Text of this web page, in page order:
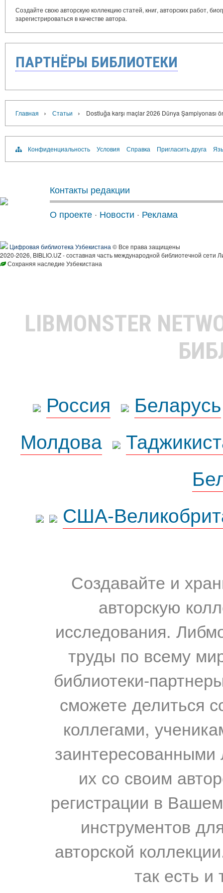
Создайте свою авторскую коллекцию статей, книг, авторских работ,
зарегистрироваться в качестве автора.
ПАРТНЁРЫ БИБЛИОТЕКИ
Главная › Статьи › Dostluğa karşı maçlar 2026 Dünya Şampiyonası
Конфиденциальность Условия Справка Пригласить друга
Контакты редакции
О проекте · Новости · Реклама
Цифровая библиотека Узбекистана © Все права защищены
2020-2026, BIBLIO.UZ - составная часть международной библиотечной сети
Сохраняя наследие Узбекистана
LIBMONSTER
Россия
Беларусь
Молдова
США-
Создавайте и
авторскую
исследования.
труды по всему
библиотеки-
сможете делиться
коллегами,
их со своим
регистрации в
инструментов
авторской
так есть и